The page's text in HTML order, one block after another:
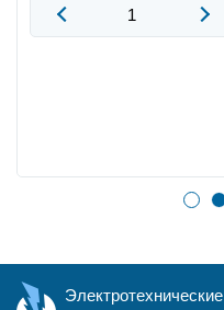
Электротехнические